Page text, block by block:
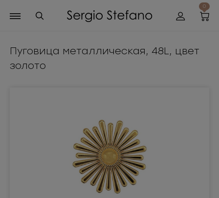
0
Пуговица металлическая, 48L, цвет
золото